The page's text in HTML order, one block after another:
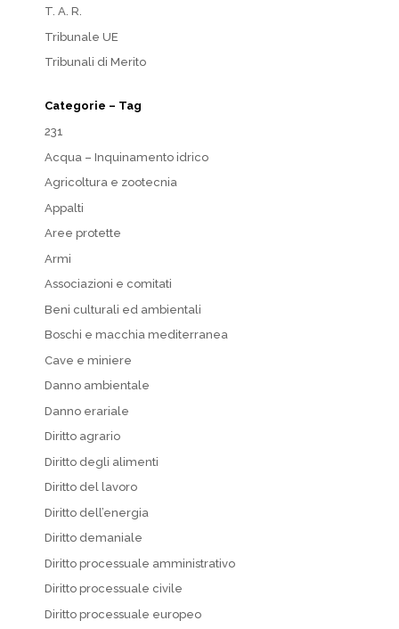
T. A. R.
Tribunale UE
Tribunali di Merito
Categorie – Tag
231
Acqua – Inquinamento idrico
Agricoltura e zootecnia
Appalti
Aree protette
Armi
Associazioni e comitati
Beni culturali ed ambientali
Boschi e macchia mediterranea
Cave e miniere
Danno ambientale
Danno erariale
Diritto agrario
Diritto degli alimenti
Diritto del lavoro
Diritto dell’energia
Diritto demaniale
Diritto processuale amministrativo
Diritto processuale civile
Diritto processuale europeo